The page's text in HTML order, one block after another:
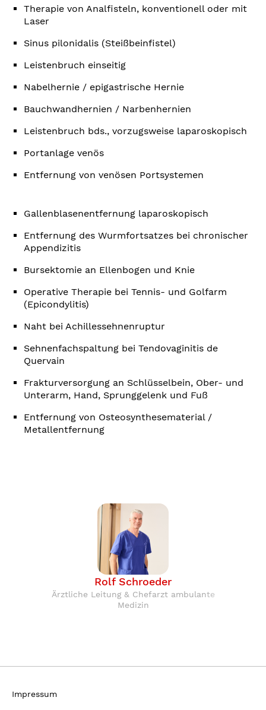
Therapie von Analfisteln, konventionell oder mit
Laser
Sinus pilonidalis (Steißbeinfistel)
Leistenbruch einseitig
Nabelhernie / epigastrische Hernie
Bauchwandhernien / Narbenhernien
Leistenbruch bds., vorzugsweise laparoskopisch
Portanlage venös
Entfernung von venösen Portsystemen
Gallenblasenentfernung laparoskopisch
Entfernung des Wurmfortsatzes bei chronischer
Appendizitis
Bursektomie an Ellenbogen und Knie
Operative Therapie bei Tennis- und Golfarm
(Epicondylitis)
Naht bei Achillessehnenruptur
Sehnenfachspaltung bei Tendovaginitis de
Quervain
Frakturversorgung an Schlüsselbein, Ober- und
Unterarm, Hand, Sprunggelenk und Fuß
Entfernung von Osteosynthesematerial /
Metallentfernung
Rolf Schroeder
Ärztliche Leitung & Chefarzt ambulante
Medizin
Impressum